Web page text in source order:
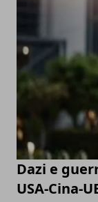
Dazi e
USA-Cina-